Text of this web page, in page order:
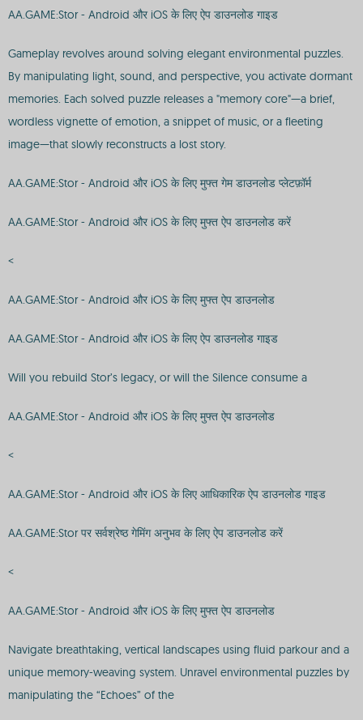
AA.GAME:Stor - Android और iOS के लिए ऐप डाउनलोड गाइड
Gameplay revolves around solving elegant environmental puzzles.
By manipulating light, sound, and perspective, you activate dormant
memories. Each solved puzzle releases a "memory core"—a brief,
wordless vignette of emotion, a snippet of music, or a fleeting
image—that slowly reconstructs a lost story.
AA.GAME:Stor - Android और iOS के लिए मुफ्त गेम डाउनलोड प्लेटफ़ॉर्म
AA.GAME:Stor - Android और iOS के लिए मुफ्त ऐप डाउनलोड करें
<
AA.GAME:Stor - Android और iOS के लिए मुफ्त ऐप डाउनलोड
AA.GAME:Stor - Android और iOS के लिए ऐप डाउनलोड गाइड
Will you rebuild Stor’s legacy, or will the Silence consume a
AA.GAME:Stor - Android और iOS के लिए मुफ्त ऐप डाउनलोड
<
AA.GAME:Stor - Android और iOS के लिए आधिकारिक ऐप डाउनलोड गाइड
AA.GAME:Stor पर सर्वश्रेष्ठ गेमिंग अनुभव के लिए ऐप डाउनलोड करें
<
AA.GAME:Stor - Android और iOS के लिए मुफ्त ऐप डाउनलोड
Navigate breathtaking, vertical landscapes using fluid parkour and a
unique memory-weaving system. Unravel environmental puzzles by
manipulating the “Echoes” of the